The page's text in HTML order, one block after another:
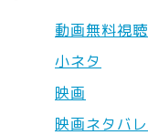
動画無料視聴
小ネタ
映画
映画ネタバレ